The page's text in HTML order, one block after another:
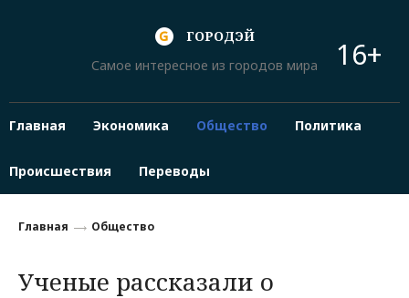
ГОРОДЭЙ
Самое интересное из городов мира
16+
Главная Экономика Общество Политика
Происшествия Переводы
Главная Общество
Ученые рассказали о